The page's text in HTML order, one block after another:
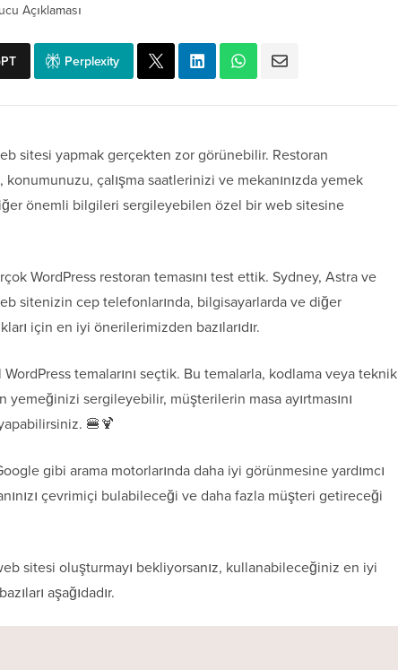
Açıklaması
Perplexity
sitesi yapmak gerçekten zor görünebilir. Restoran
konumunuzu, çalışma saatlerinizi ve mekanınızda yemek
önemli bilgileri sergileyebilen özel bir web sitesine
WordPress restoran temasını test ettik. Sydney, Astra ve
sitenizin cep telefonlarında, bilgisayarlarda ve diğer
için en iyi önerilerimizden bazılarıdır.
temalarını seçtik. Bu temalarla, kodlama veya teknik
sergileyebilir, müşterilerin masa ayırtmasını
🍔🍹
gibi arama motorlarında daha iyi görünmesine yardımcı
çevrimiçi bulabileceği ve daha fazla müşteri getireceği
sitesi oluşturmayı bekliyorsanız, kullanabileceğiniz en iyi
aşağıdadır.